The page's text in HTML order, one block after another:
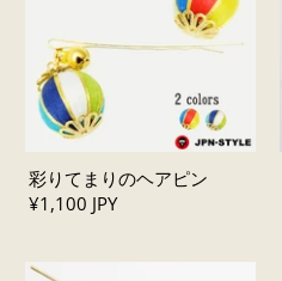
彩りてまりのヘアピン
¥1,100 JPY